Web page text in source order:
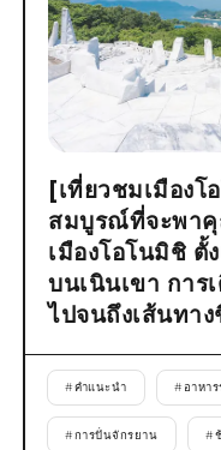
[เที่ยวชมเมือง
สมบูรณ์ที่จะพา
เมืองโอโนมิชิ ตั้
บนเนินเขา การ
ไปจนถึงเส้นทา
#คำแนะนำ # อาหาร
#การปั่นจักรยาน #